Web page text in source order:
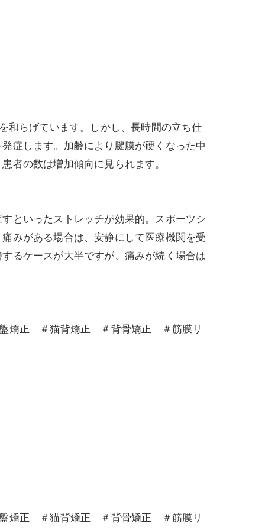
和らげています。しかし、長時間の立ち仕
症します。加齢により腱膜が硬くなった中
者の数は増加傾向に見られます。
といったストレッチが効果的。スポーツシ
みがある場合は、安静にして医療機関を受
るケースが大半ですが、痛みが続く場合は
正 ＃猫背矯正 ＃背骨矯正 ＃筋膜リ
正 ＃猫背矯正 ＃背骨矯正 ＃筋膜リ